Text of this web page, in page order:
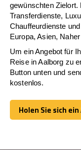
gewünschten Zielort.
Transferdienste,
Chauffeurdienste
Europa, Asien,
Um ein Angebot für
Reise in Aalborg zu
Button unten und
kostenlos.
Holen Sie sich
Holen Sie sich